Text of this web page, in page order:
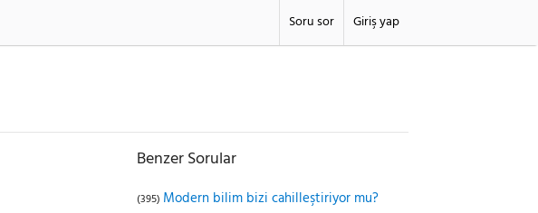
Giriş yap
Soru sor
Benzer Sorular
(395) Modern bilim bizi cahilleştiriyor mu?